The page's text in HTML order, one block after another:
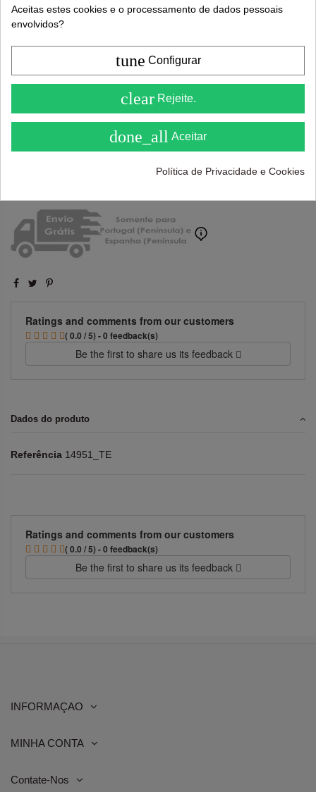
Lembre-se de usar "PROMO"
Ratings and comments from our customers
( 0.0 / 5) - 0 feedback(s)
Be the first to share us its feedback
Dados do produto
Referência 14951_TE
Ratings and comments from our customers
( 0.0 / 5) - 0 feedback(s)
Be the first to share us its feedback
INFORMAÇAO
MINHA CONTA
Contate-Nos
Aceitas estes cookies e o processamento de dados pessoais
envolvidos?
tune Configurar
clear Rejeite.
done_all Aceitar
Política de Privacidade e Cookies